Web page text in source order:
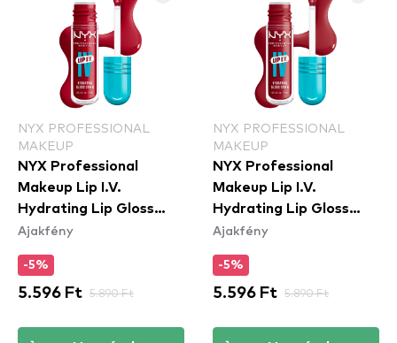
NYX PROFESSIONAL
MAKEUP
NYX Professional
Makeup Lip I.V.
Hydrating Lip Gloss
Stain - 11 Red-y Set
Ajakfény
-5%
5.596 Ft 5.890 Ft
NYX PROFESSIONAL
MAKEUP
NYX Professional
Makeup Lip I.V.
Hydrating Lip Gloss
Stain - 10 Berry Thirsty
Ajakfény
-5%
5.596 Ft 5.890 Ft